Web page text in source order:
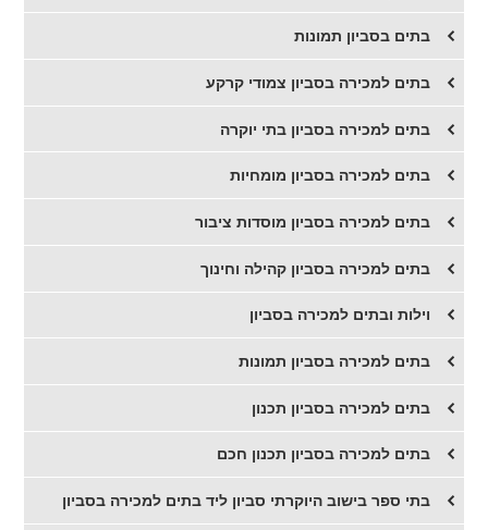
בתים בסביון תמונות
בתים למכירה בסביון צמודי קרקע
בתים למכירה בסביון בתי יוקרה
בתים למכירה בסביון מומחיות
בתים למכירה בסביון מוסדות ציבור
בתים למכירה בסביון קהילה וחינוך
וילות ובתים למכירה בסביון
בתים למכירה בסביון תמונות
בתים למכירה בסביון תכנון
בתים למכירה בסביון תכנון חכם
בתי ספר בישוב היוקרתי סביון ליד בתים למכירה בסביון